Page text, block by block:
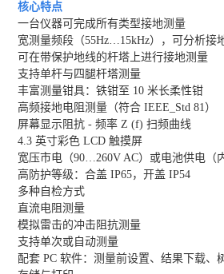
核心特点
一台仪器可完成所有类型接地测量
宽测量频段（55Hz…15kHz），可分析接
可在带保护地线的杆塔上进行接地测量
支持单杆与四腿杆塔测量
丰富测量钳具：铁钳至 10 米长柔性钳
高频接地电阻测量（符合 IEEE_Std 81）
屏幕显示阻抗 - 频率 Z (f) 扫频曲线
4.3 英寸彩色 LCD 触摸屏
宽压市电（90…260V AC）或电池供电（
高防护等级：合盖 IP65，开盖 IP54
多种自检方式
直流电阻测量
模拟雷击的冲击阻抗测量
支持单次或自动测量
配套 PC 软件：测量前设置、结果下载、